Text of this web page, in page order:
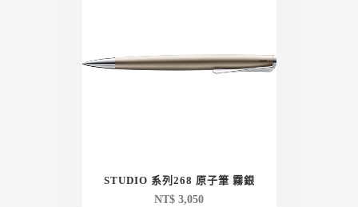
STUDIO 系列268 原子筆 霧銀
NT$ 3,050